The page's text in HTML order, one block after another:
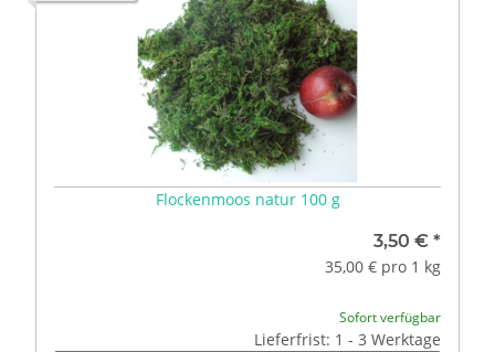
Flockenmoos natur 100 g
3,50 € *
35,00 € pro 1 kg
Sofort verfügbar
Lieferfrist: 1 - 3 Werktage